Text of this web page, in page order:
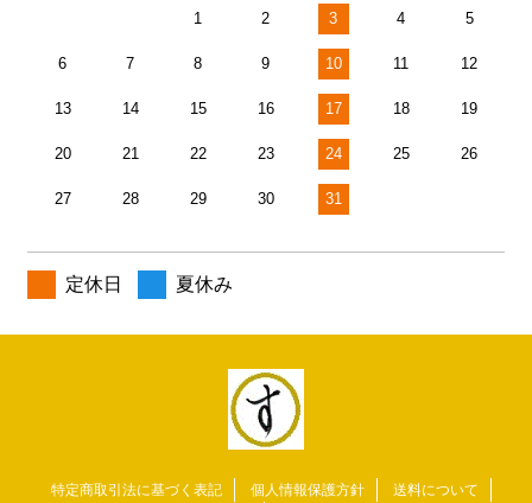
1 2 3 4 5
6 7 8 9 10 11 12
13 14 15 16 17 18 19
20 21 22 23 24 25 26
27 28 29 30 31
定休日 夏休み
特定商取引法に基づく表記 個人情報保護方針 送料について